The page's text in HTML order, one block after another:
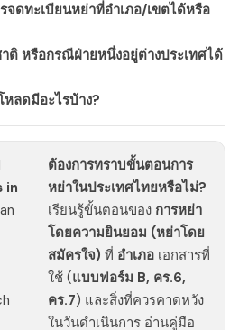
จดทะเบียนหย่าที่อำเภอ/เขตได้หรือ
ติ หรือกรณีฝ่ายหนึ่งอยู่ต่างประเทศได้
ลดมีอะไรบ้าง?
in
ต้องการทราบขั้นตอนการ
หย่าในประเทศไทยหรือไม่?
เรียนรู้ขั้นตอนของ การหย่า
โดยความยินยอม (หย่าโดย
สมัครใจ) ที่ อำเภอ เอกสารที่
ใช้ (แบบฟอร์ม B, คร.6,
คร.7) และสิ่งที่ควรคาดหวัง
ในวันดำเนินการ อ่านคู่มือ